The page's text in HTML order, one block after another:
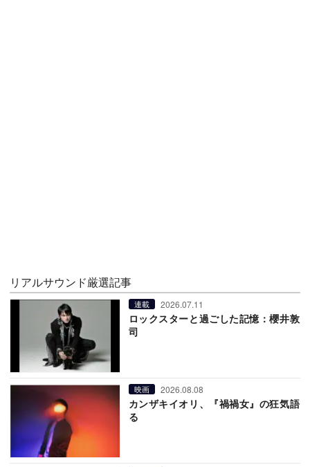
リアルサウンド厳選記事
連載 2026.07.11
ロックスターと過ごした記憶：櫻井敦
司
映画 2026.08.08
カンザキイオリ、『禍禍女』の狂気語
る